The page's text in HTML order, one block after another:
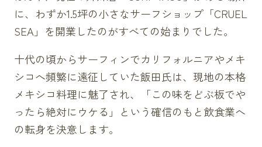
に、わずか1.5坪の小さなサーフショップ「CRUEL
SEA」を開業したのがすべての始まりでした。
十代の頃からサーフィンでカリフォルニアやメキ
シコへ頻繁に遠征していた飯田氏は、現地の本格
メキシコ料理に魅了され、「この味をどぶ板でや
ったら絶対にウケる」という確信のもと飲食業へ
の転身を決意します。